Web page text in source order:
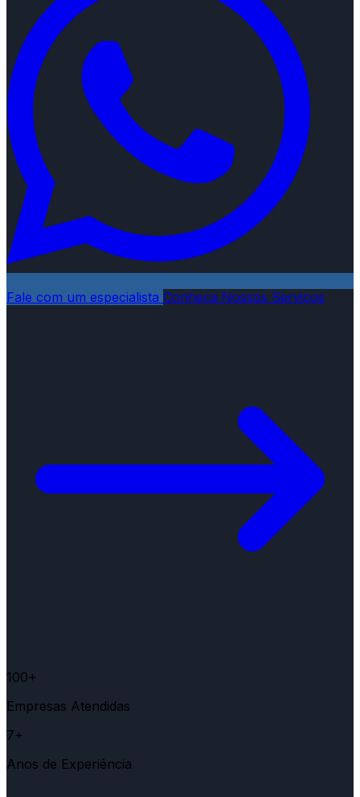
Fale com um especialista Conheça Nossos Serviços
100+
Empresas Atendidas
7+
Anos de Experiência